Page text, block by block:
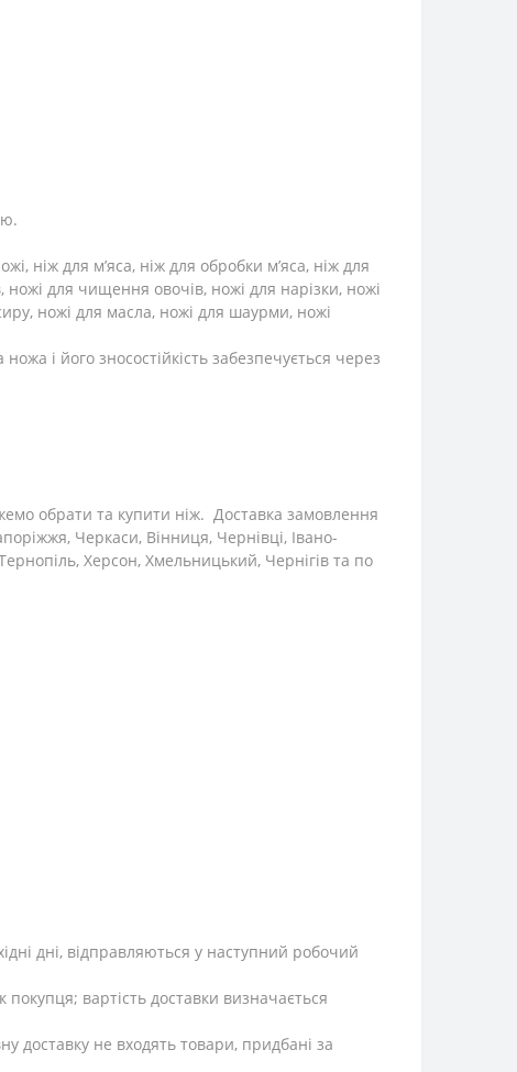
ніж для м’яса, ніж для обробки м’яса, ніж для
ножі для чищення овочів, ножі для нарізки, ножі
ножі для масла, ножі для шаурми, ножі
і його зносостійкість забезпечується через
обрати та купити ніж. Доставка замовлення
Черкаси, Вінниця, Чернівці, Івано-
Херсон, Хмельницький, Чернігів та по
дні, відправляються у наступний робочий
вартість доставки визначається
доставку не входять товари, придбані за